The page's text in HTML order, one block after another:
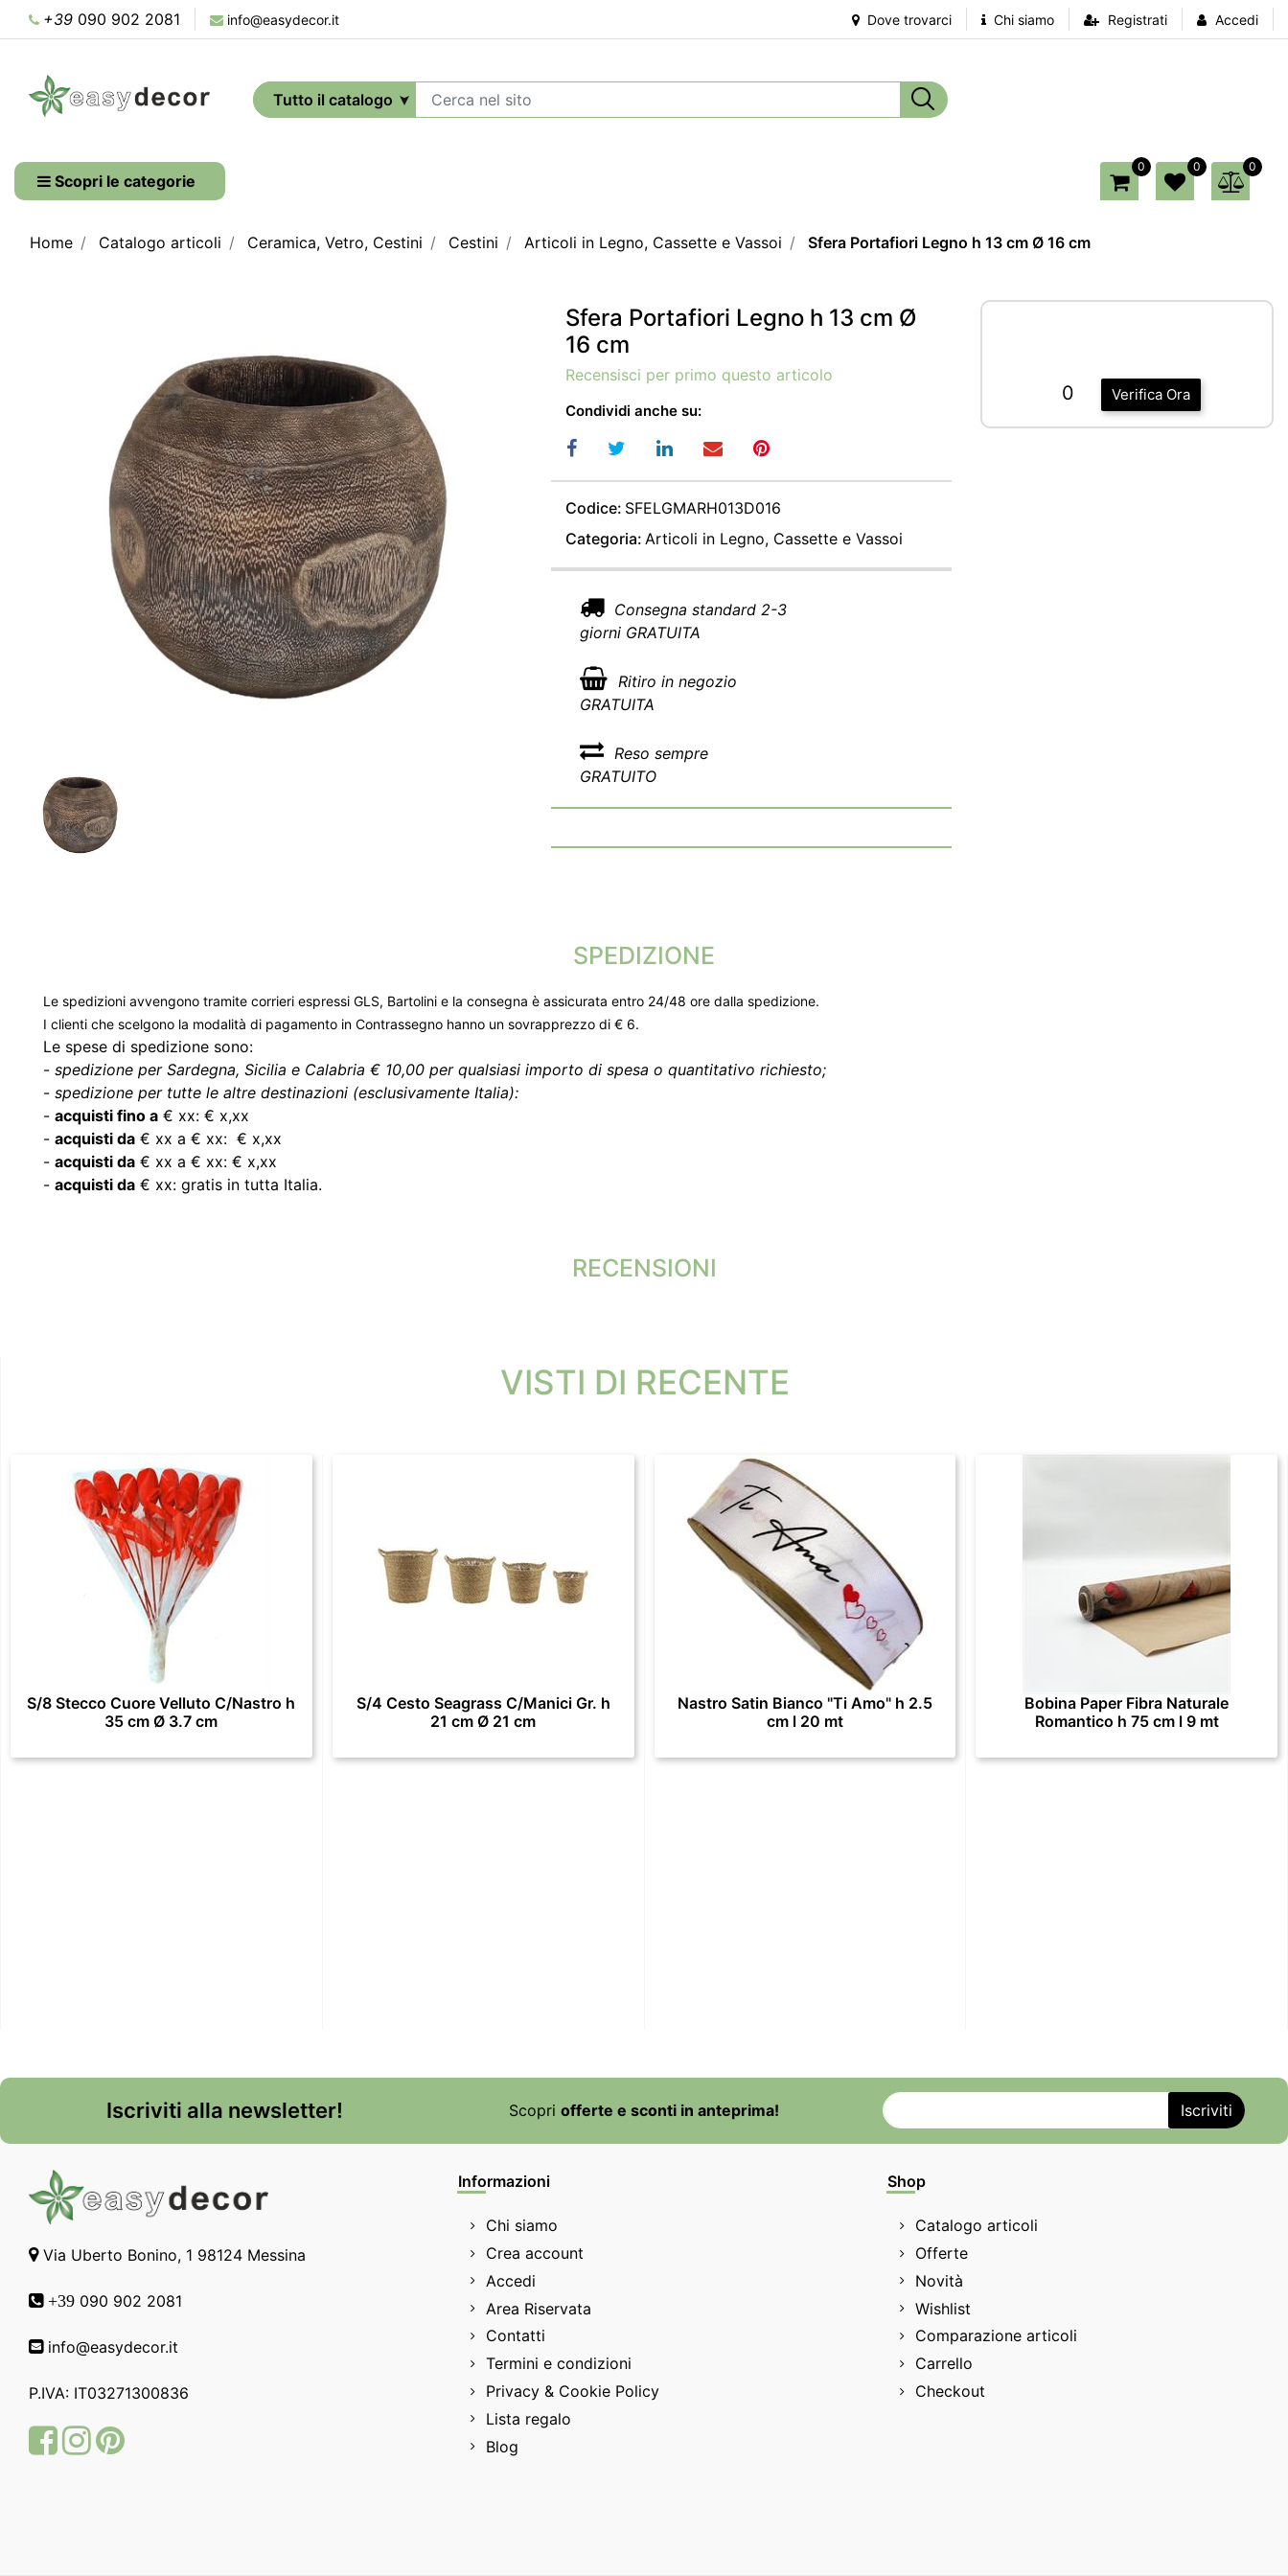
+39 090 902 2081 info@easydecor.it Dove trovarci Chi siamo Registrati Accedi
Scopri le categorie
0 0 0
Home Catalogo articoli Ceramica, Vetro, Cestini Cestini Articoli in Legno, Cassette e Vassoi Sfera Portafiori Legno h 13 cm Ø 16 cm
Sfera Portafiori Legno h 13 cm Ø
16 cm
Recensisci per primo questo articolo
Condividi anche su:
Codice: SFELGMARH013D016
Categoria: Articoli in Legno, Cassette e Vassoi
Consegna standard 2-3
giorni GRATUITA
Ritiro in negozio
GRATUITA
Reso sempre
GRATUITO
Verifica Ora
0
SPEDIZIONE
Le spedizioni avvengono tramite corrieri espressi GLS, Bartolini e la consegna è assicurata entro 24/48 ore dalla spedizione.
I clienti che scelgono la modalità di pagamento in Contrassegno hanno un sovrapprezzo di € 6.
Le spese di spedizione sono:
- spedizione per Sardegna, Sicilia e Calabria € 10,00 per qualsiasi importo di spesa o quantitativo richiesto;
- spedizione per tutte le altre destinazioni (esclusivamente Italia):
- acquisti fino a € xx: € x,xx
- acquisti da € xx a € xx: € x,xx
- acquisti da € xx a € xx: € x,xx
- acquisti da € xx: gratis in tutta Italia.
RECENSIONI
VISTI DI RECENTE
S/8 Stecco Cuore Velluto C/Nastro h
35 cm Ø 3.7 cm
S/4 Cesto Seagrass C/Manici Gr. h
21 cm Ø 21 cm
Nastro Satin Bianco "Ti Amo" h 2.5
cm l 20 mt
Bobina Paper Fibra Naturale
Romantico h 75 cm l 9 mt
Iscriviti alla newsletter! Scopri offerte e sconti in anteprima!
Via Uberto Bonino, 1 98124 Messina
+39 090 902 2081
info@easydecor.it
P.IVA: IT03271300836
FacebookInstagram
Pinterest
Informazioni
Chi siamo
Crea account
Accedi
Area Riservata
Contatti
Termini e condizioni
Privacy & Cookie Policy
Lista regalo
Blog
Shop
Catalogo articoli
Offerte
Novità
Wishlist
Comparazione articoli
Carrello
Checkout